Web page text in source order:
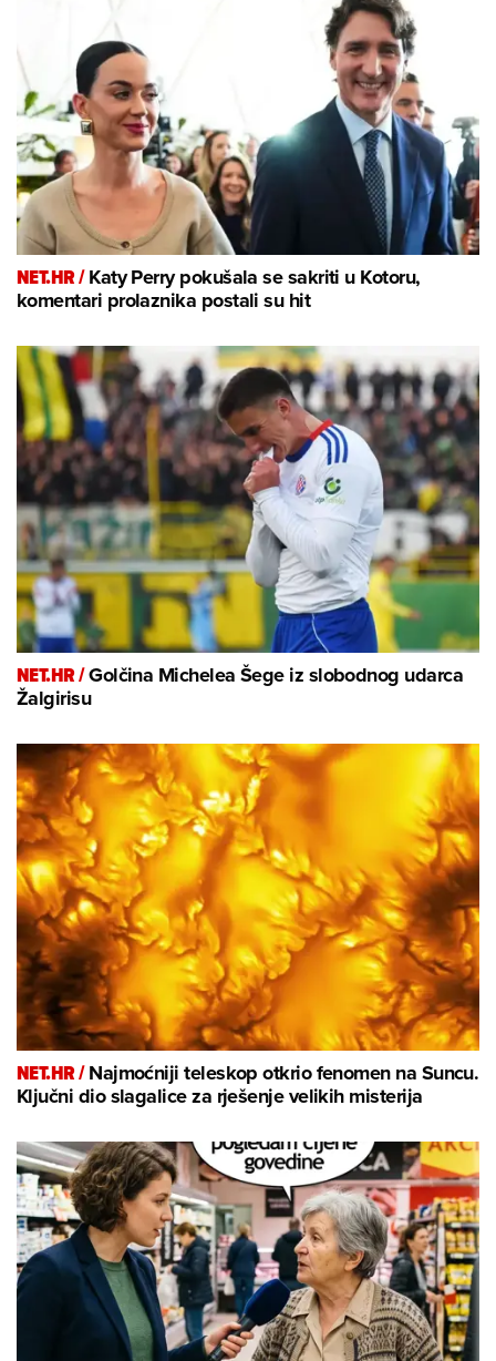
NET.HR /Katy Perry pokušala se sakriti u Kotoru,
komentari prolaznika postali su hit
NET.HR /Golčina Michelea Šege iz slobodnog udarca
Žalgirisu
NET.HR /Najmoćniji teleskop otkrio fenomen na Suncu.
Ključni dio slagalice za rješenje velikih misterija